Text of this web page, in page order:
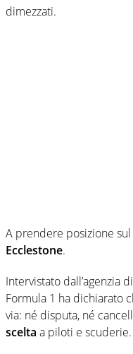
dimezzati.
A prendere posizione
Ecclestone.
Intervistato dall’agenzia
Formula 1 ha dichiarato
via: né disputa, né
scelta a piloti e scuderie.